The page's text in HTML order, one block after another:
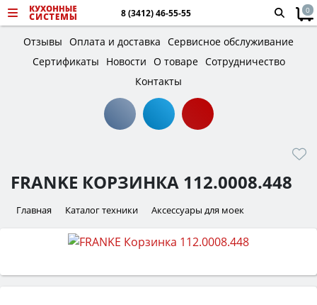
8 (3412) 46-55-55 0
Отзывы Оплата и доставка Сервисное обслуживание
Сертификаты
Новости О товаре Сотрудничество
Контакты
FRANKE КОРЗИНКА 112.0008.448
Главная Каталог техники Аксессуары для моек